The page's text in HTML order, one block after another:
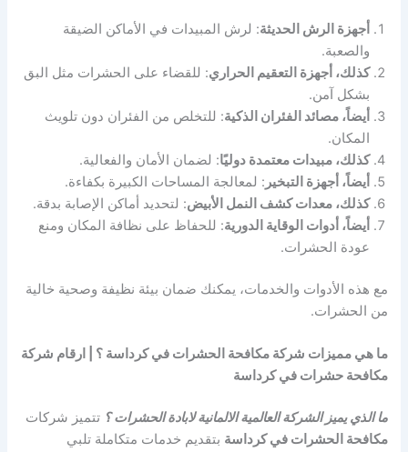
أجهزة الرش الحديثة: لرش المبيدات في الأماكن الضيقة
والصعبة.
كذلك، أجهزة التعقيم الحراري: للقضاء على الحشرات مثل البق
بشكل آمن.
أيضاً، مصائد الفئران الذكية: للتخلص من الفئران دون تلويث
المكان.
كذلك، مبيدات معتمدة دوليًا: لضمان الأمان والفعالية.
أيضاً، أجهزة التبخير : لمعالجة المساحات الكبيرة بكفاءة.
كذلك، معدات كشف النمل الأبيض: لتحديد أماكن الإصابة بدقة.
أيضاً، أدوات الوقاية الدورية: للحفاظ على نظافة المكان ومنع
عودة الحشرات.
مع هذه الأدوات والخدمات، يمكنك ضمان بيئة نظيفة وصحية خالية
من الحشرات.
ما هي مميزات شركة مكافحة الحشرات في كرداسة ؟ | ارقام شركة
مكافحة حشرات في كرداسة
ما الذي يميز الشركة العالمية الالمانية لابادة الحشرات ؟ تتميز شركات
مكافحة الحشرات في كرداسة بتقديم خدمات متكاملة تلبي